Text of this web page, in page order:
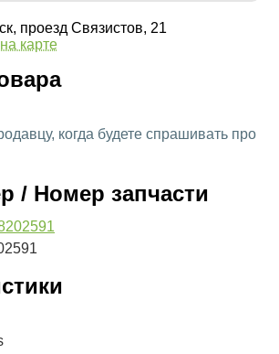
проезд Связистов, 21
карте
когда будете спрашивать про
/ Номер запчасти